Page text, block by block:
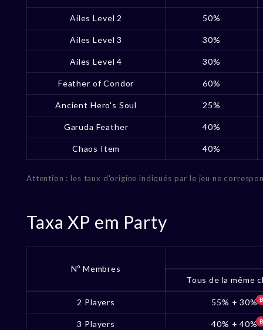
Ailes Level 2 50%
Ailes Level 3 30%
Ailes Level 4 30%
Feather of Condor 60%
Ancient Hero's Soul 25%
Garuda Feather 40%
Chaos Item 40%
Attention : les taux d'origine indiqués par le jeu ne
Taxa XP em Party
Nº Membres
Tous de la même
2 Players 55% + 30%
3 Players 40% + 40%